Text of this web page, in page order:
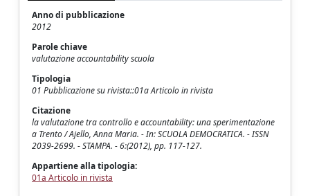
Anno di pubblicazione
2012
Parole chiave
valutazione accountability scuola
Tipologia
01 Pubblicazione su rivista::01a Articolo in rivista
Citazione
la valutazione tra controllo e accountability: una sperimentazione
a Trento / Ajello, Anna Maria. - In: SCUOLA DEMOCRATICA. - ISSN
2039-2699. - STAMPA. - 6:(2012), pp. 117-127.
Appartiene alla tipologia:
01a Articolo in rivista